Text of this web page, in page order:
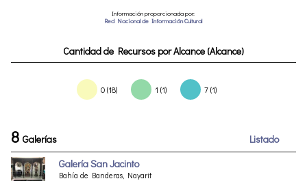
Información proporcionada por:
Red Nacional de Información Cultural
8 Galerías
Listado
Galería San Jacinto
Bahía de Banderas, Nayarit
Cantidad de Recursos por Alcance (Alcance)
0 (18) 1 (1) 7 (1)